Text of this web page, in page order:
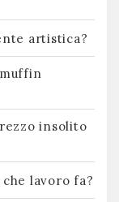
artistica?
insolito
lavoro fa?